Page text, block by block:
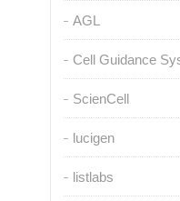
AGL
Cell Guidance
ScienCell
lucigen
listlabs